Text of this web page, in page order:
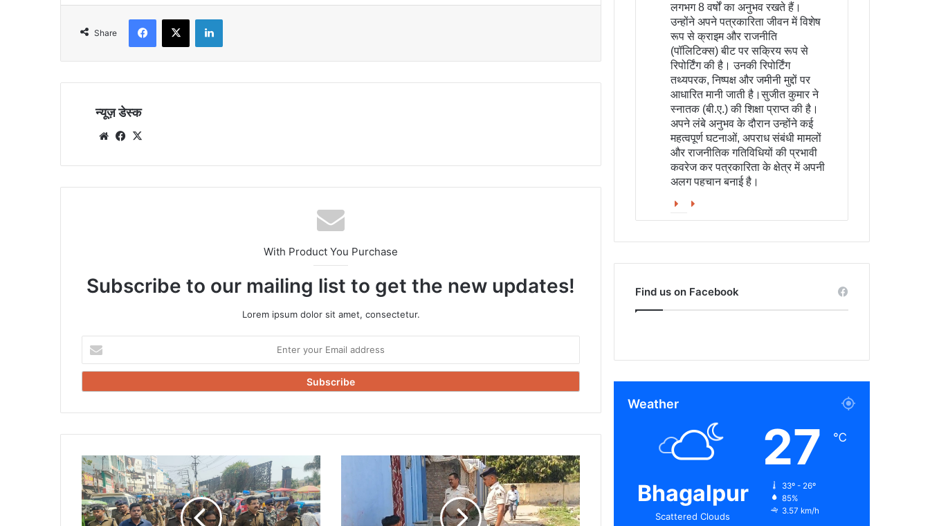
Share
Facebook
X LinkedIn
न्यूज़ डेस्क
WebsiteFacebook
With Product You Purchase
Subscribe to our mailing list to get the new updates!
Lorem ipsum dolor sit amet, consectetur.
your
Email
भागलपुर
में
शांति
का
संदेश:
क्षेत्र
लगभग 8 वर्षों का अनुभव रखते हैं।
उन्होंने अपने पत्रकारिता जीवन में विशेष
रूप से क्राइम और राजनीति
(पॉलिटिक्स) बीट पर सक्रिय रूप से
रिपोर्टिंग की है। उनकी रिपोर्टिंग
तथ्यपरक, निष्पक्ष और जमीनी मुद्दों पर
आधारित मानी जाती है।सुजीत कुमार ने
स्नातक (बी.ए.) की शिक्षा प्राप्त की है।
अपने लंबे अनुभव के दौरान उन्होंने कई
महत्वपूर्ण घटनाओं, अपराध संबंधी मामलों
और राजनीतिक गतिविधियों की प्रभावी
कवरेज कर पत्रकारिता के क्षेत्र में अपनी
अलग पहचान बनाई है।
Facebook
X
Find us on Facebook
Weather
Bhagalpur
Scattered Clouds
27 ℃
33º - 26º
85%
3.57 km/h